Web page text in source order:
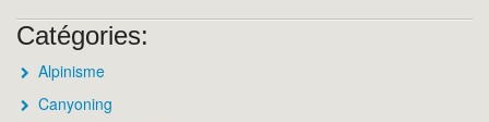
Catégories:
Alpinisme
Canyoning